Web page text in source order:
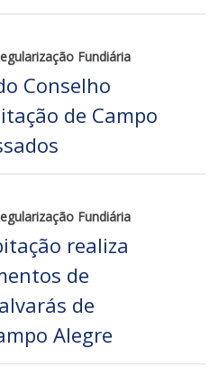
Fundiária
Conselho
de Campo
Fundiária
realiza
de
de
Alegre